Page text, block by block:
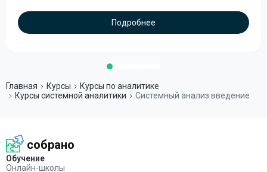
Подробнее
Главная Курсы
Курсы по аналитике
Курсы системной аналитики
Системный анализ введение
собрано
Обучение
Онлайн-школы